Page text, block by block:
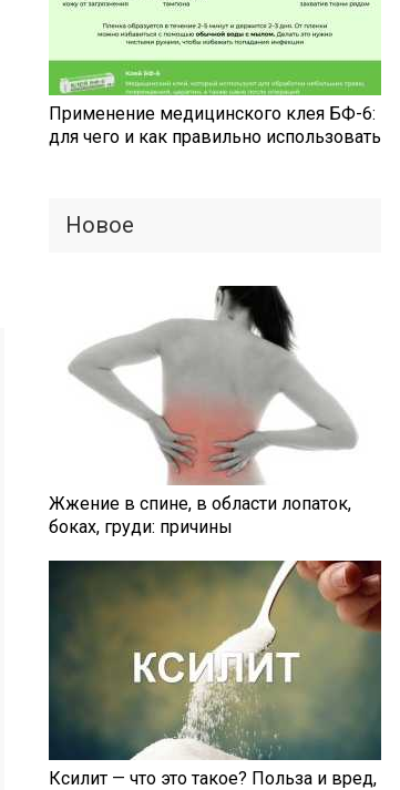
Применение медицинского клея БФ-6:
для чего и как правильно использовать
Новое
Жжение в спине, в области лопаток,
боках, груди: причины
Ксилит — что это такое? Польза и вред,